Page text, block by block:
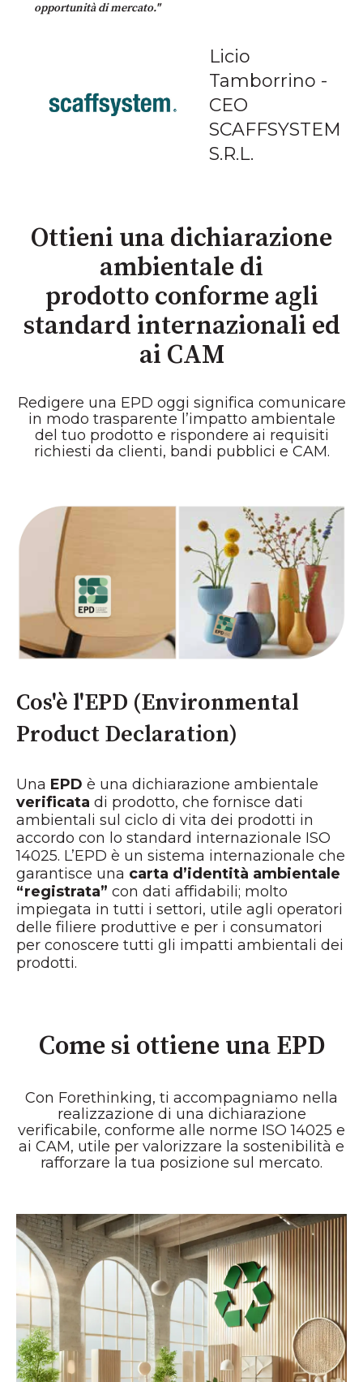
opportunità di mercato."
Licio
Tamborrino -
CEO
SCAFFSYSTEM
S.R.L.
Ottieni una dichiarazione
ambientale di
prodotto conforme agli
standard internazionali ed
ai CAM
Redigere una EPD oggi significa comunicare
in modo trasparente l’impatto ambientale
del tuo prodotto e rispondere ai requisiti
richiesti da clienti, bandi pubblici e CAM.
Cos'è l'EPD (Environmental
Product Declaration)
Una EPD è una dichiarazione ambientale
verificata di prodotto, che fornisce dati
ambientali sul ciclo di vita dei prodotti in
accordo con lo standard internazionale ISO
14025. L’EPD è un sistema internazionale che
garantisce una carta d’identità ambientale
“registrata” con dati affidabili; molto
impiegata in tutti i settori, utile agli operatori
delle filiere produttive e per i consumatori
per conoscere tutti gli impatti ambientali dei
prodotti.
Come si ottiene una EPD
Con Forethinking, ti accompagniamo nella
realizzazione di una dichiarazione
verificabile, conforme alle norme ISO 14025 e
ai CAM, utile per valorizzare la sostenibilità e
rafforzare la tua posizione sul mercato.